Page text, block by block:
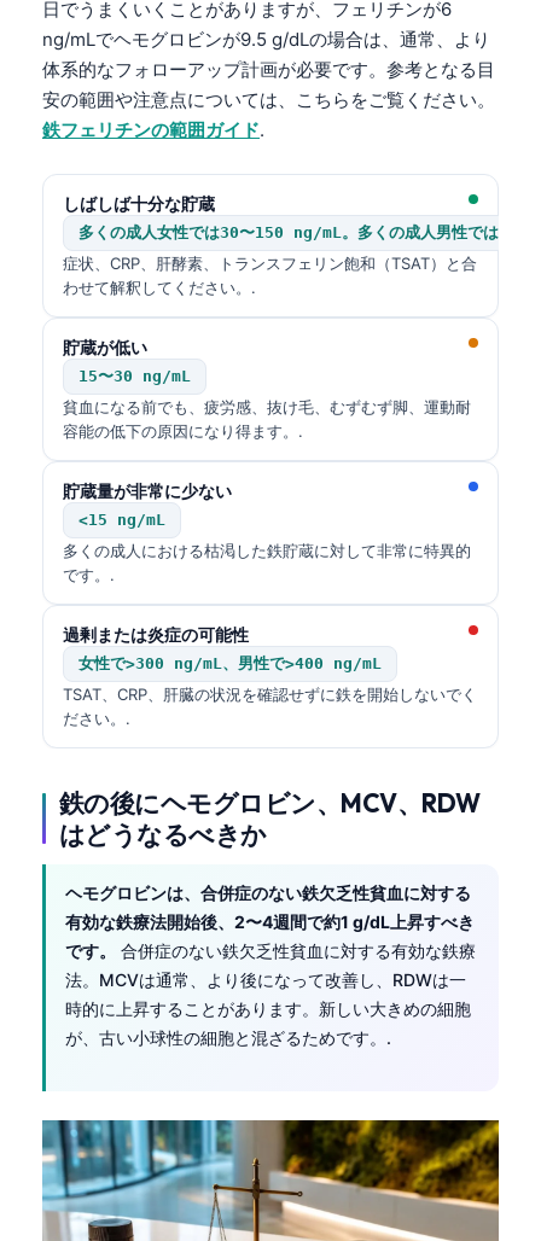
日でうまくいくことがありますが、フェリチンが6
ng/mLでヘモグロビンが9.5 g/dLの場合は、通常、より
体系的なフォローアップ計画が必要です。参考となる目
安の範囲や注意点については、こちらをご覧ください。
鉄フェリチンの範囲ガイド.
しばしば十分な貯蔵
多くの成人女性では30〜150 ng/mL。多くの成人男性では30
症状、CRP、肝酵素、トランスフェリン飽和（TSAT）と合
わせて解釈してください。.
貯蔵が低い
15〜30 ng/mL
貧血になる前でも、疲労感、抜け毛、むずむず脚、運動耐
容能の低下の原因になり得ます。.
貯蔵量が非常に少ない
<15 ng/mL
多くの成人における枯渇した鉄貯蔵に対して非常に特異的
です。.
過剰または炎症の可能性
女性で>300 ng/mL、男性で>400 ng/mL
TSAT、CRP、肝臓の状況を確認せずに鉄を開始しないでく
ださい。.
鉄の後にヘモグロビン、MCV、RDW
はどうなるべきか
ヘモグロビンは、合併症のない鉄欠乏性貧血に対する
有効な鉄療法開始後、2〜4週間で約1 g/dL上昇すべき
です。
合併症のない鉄欠乏性貧血に対する有効な鉄療
法。MCVは通常、より後になって改善し、RDWは一
時的に上昇することがあります。新しい大きめの細胞
が、古い小球性の細胞と混ざるためです。.